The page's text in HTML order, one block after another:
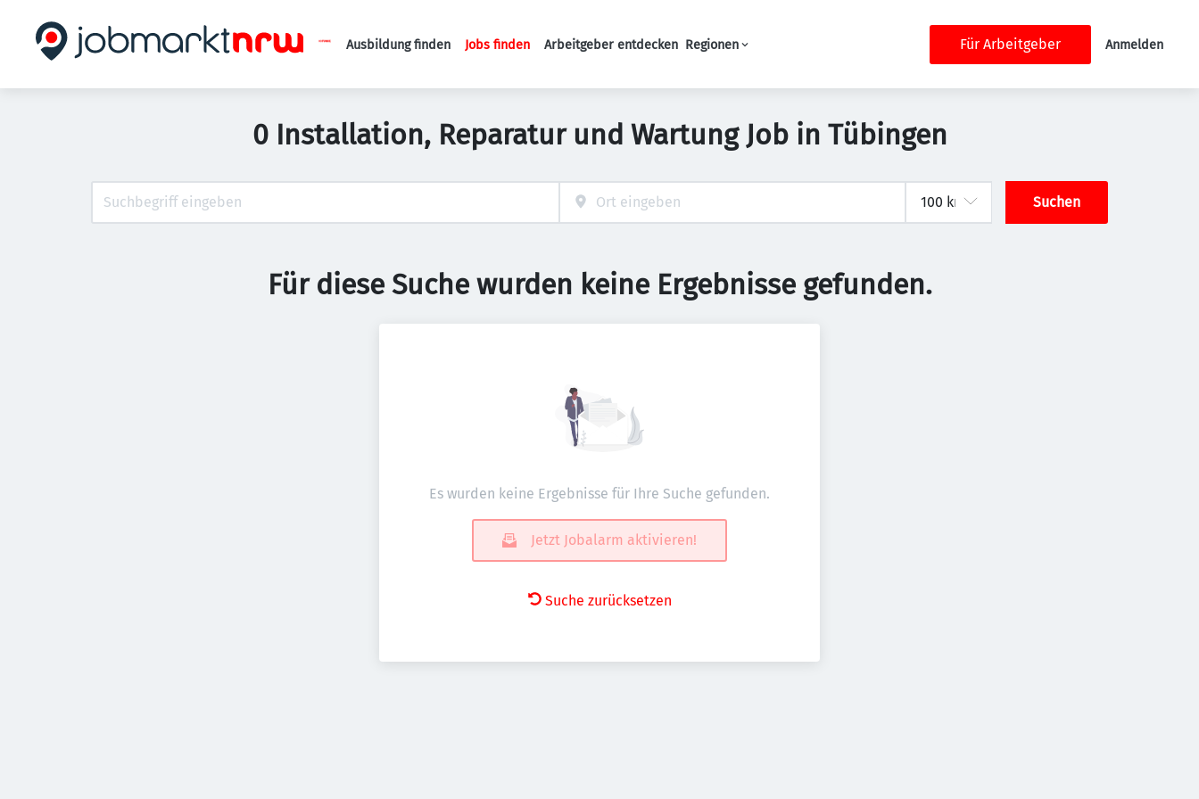
Haupt-Navigation
Ausbildung finden Jobs finden Arbeitgeber entdecken Regionen Für Arbeitgeber Anmelden
0 Installation, Reparatur und Wartung Job in Tübingen
Suchen
Für diese Suche wurden keine Ergebnisse gefunden.
Es wurden keine Ergebnisse für Ihre Suche gefunden.
Jetzt Jobalarm aktivieren!
Suche zurücksetzen